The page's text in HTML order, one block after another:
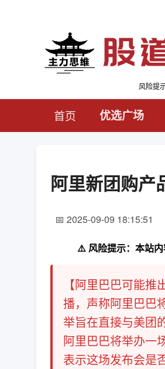
风险提
首页 优选广场
阿里新团购产
📅 2025-09-09 18:15:51
⚠️ 风险提示：本站内
【阿里巴巴可能
播，声称阿里巴巴
举旨在直接与美团
阿里巴巴将举办一
表示这场发布会是